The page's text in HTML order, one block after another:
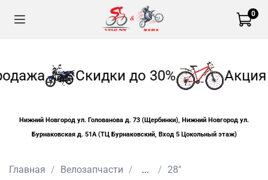
0
Скидки до 30% Акция
Нижний Новгород ул. Голованова д. 73 (Щербинки), Нижний Новгород ул.
Бурнаковская д. 51А (ТЦ Бурнаковский, Вход 5 Цокольный этаж)
Главная Велозапчасти ... 28"